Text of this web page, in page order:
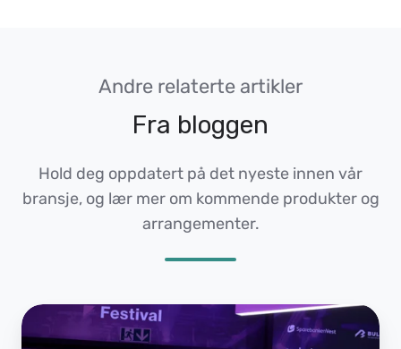
Andre relaterte artikler
Fra bloggen
Hold deg oppdatert på det nyeste innen vår
bransje, og lær mer om kommende produkter og
arrangementer.
5
måter